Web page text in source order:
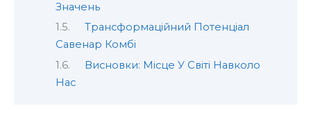
Значень
Трансформаційний Потенціал
Савенар Комбі
Висновки: Місце У Світі Навколо
Нас